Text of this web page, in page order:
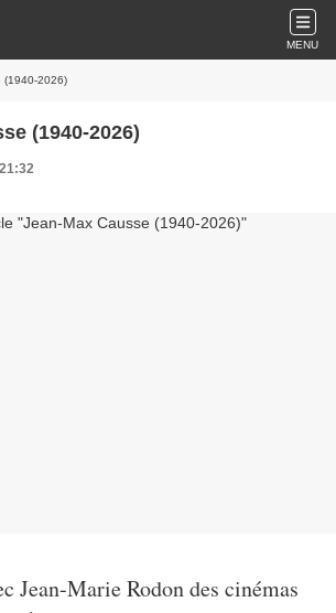
MENU
(1940-2026)
(1940-2026)
Jean-Marie Rodon des cinémas